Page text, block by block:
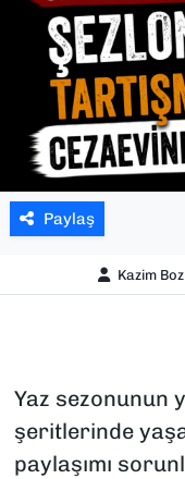
Paylaş
Kazim
Yaz sezonunun
şeritlerinde
paylaşımı